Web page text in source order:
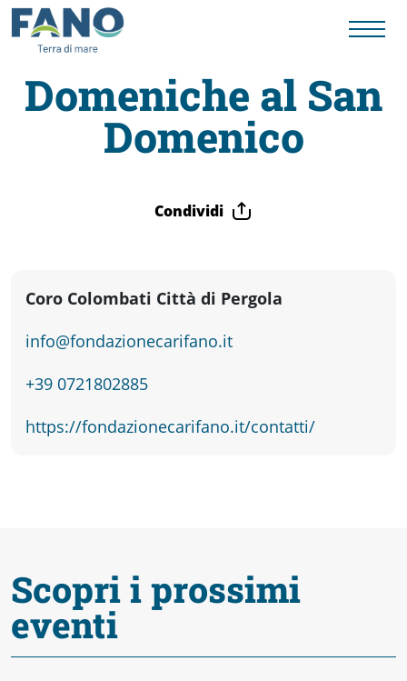
Fano
Cose
da
fare
Enogastronomia
Informazioni
Domeniche al San
Domenico
Condividi
Coro Colombati Città di Pergola
info@fondazionecarifano.it
+39 0721802885
https://fondazionecarifano.it/contatti/
Scopri i prossimi
eventi